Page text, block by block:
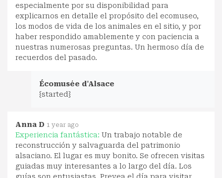
especialmente por su disponibilidad para
explicarnos en detalle el propósito del ecomuseo,
los modos de vida de los animales en el sitio, y por
haber respondido amablemente y con paciencia a
nuestras numerosas preguntas. Un hermoso día de
recuerdos del pasado.
Écomusée d'Alsace
{started}
Anna D 1 year ago
Experiencia fantástica: Un trabajo notable de
reconstrucción y salvaguarda del patrimonio
alsaciano. El lugar es muy bonito. Se ofrecen visitas
guiadas muy interesantes a lo largo del día. Los